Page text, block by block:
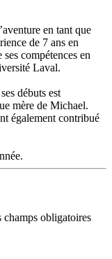
en tant que
de 7 ans en
compétences en
Laval.
débuts est
mère de Michael.
également contribué
champs obligatoires